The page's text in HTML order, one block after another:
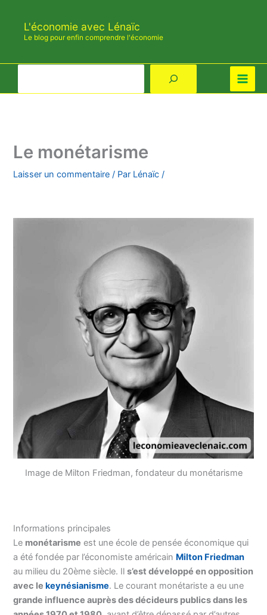
contenu
L'économie avec Lénaïc
Le blog pour enfin comprendre l'économie
Le monétarisme
Laisser un commentaire / Par Lénaïc/
Image de Milton Friedman, fondateur du monétarisme
Informations principales
Le monétarisme est une école de pensée économique qui
a été fondée par l’économiste américain Milton Friedman
au milieu du 20ème siècle. Ils’est développé en opposition
avec le keynésianisme. Le courant monétariste a eu une
grande influence auprès des décideurs publics dans les